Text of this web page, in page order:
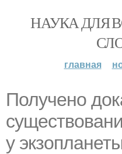
НАУКА ДЛЯ
главная
Получено
у